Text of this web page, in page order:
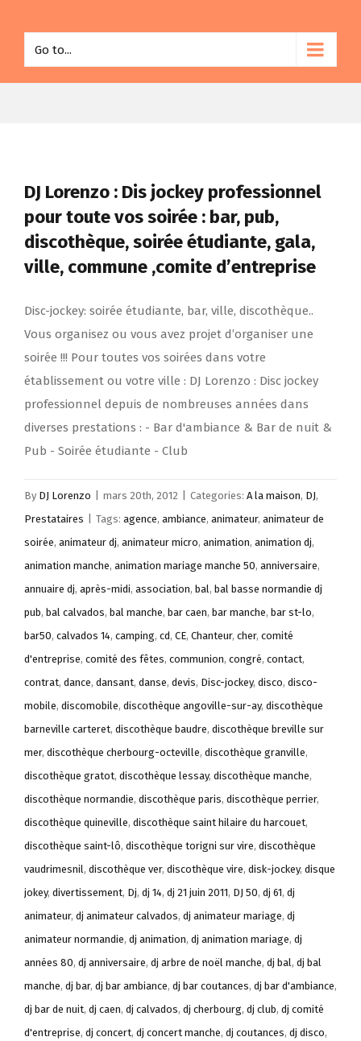
Go to...
DJ Lorenzo : Dis jockey professionnel
pour toute vos soirée : bar, pub,
discothèque, soirée étudiante, gala,
ville, commune ,comite d’entreprise
Disc-jockey: soirée étudiante, bar, ville, discothèque..
Vous organisez ou vous avez projet d’organiser une
soirée !!! Pour toutes vos soirées dans votre
établissement ou votre ville : DJ Lorenzo : Disc jockey
professionnel depuis de nombreuses années dans
diverses prestations : - Bar d'ambiance & Bar de nuit &
Pub - Soirée étudiante - Club
By DJ Lorenzo mars 20th, 2012 Categories: A la maison, DJ,
Prestataires
Tags: agence, ambiance, animateur, animateur de
soirée, animateur dj, animateur micro, animation, animation dj,
animation manche, animation mariage manche 50, anniversaire,
annuaire dj, après-midi, association, bal, bal basse normandie dj
pub, bal calvados, bal manche, bar caen, bar manche, bar st-lo,
bar50, calvados 14, camping, cd, CE, Chanteur, cher, comité
d'entreprise, comité des fêtes, communion, congré, contact,
contrat, dance, dansant, danse, devis, Disc-jockey, disco, disco-
mobile, discomobile, discothèque angoville-sur-ay, discothèque
barneville carteret, discothèque baudre, discothèque breville sur
mer, discothèque cherbourg-octeville, discothèque granville,
discothèque gratot, discothèque lessay, discothèque manche,
discothèque normandie, discothèque paris, discothèque perrier,
discothèque quineville, discothèque saint hilaire du harcouet,
discothèque saint-lô, discothèque torigni sur vire, discothèque
vaudrimesnil, discothèque ver, discothèque vire, disk-jockey, disque
jokey, divertissement, Dj, dj 14, dj 21 juin 2011, DJ 50, dj 61, dj
animateur, dj animateur calvados, dj animateur mariage, dj
animateur normandie, dj animation, dj animation mariage, dj
années 80, dj anniversaire, dj arbre de noël manche, dj bal, dj bal
manche, dj bar, dj bar ambiance, dj bar coutances, dj bar d'ambiance,
dj bar de nuit, dj caen, dj calvados, dj cherbourg, dj club, dj comité
d'entreprise, dj concert, dj concert manche, dj coutances, dj disco,